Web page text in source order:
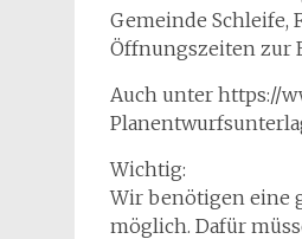
Gemeinde Schleife,
Öffnungszeiten zur
Auch unter https://
Wichtig:
Wir benötigen eine
möglich. Dafür